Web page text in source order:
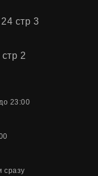
стр 3
2
23:00
сразу